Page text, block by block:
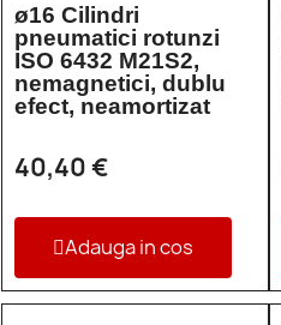
ø16 Cilindri
pneumatici rotunzi
ISO 6432 M21S2,
nemagnetici, dublu
efect, neamortizat
40,40 €
Adauga in cos